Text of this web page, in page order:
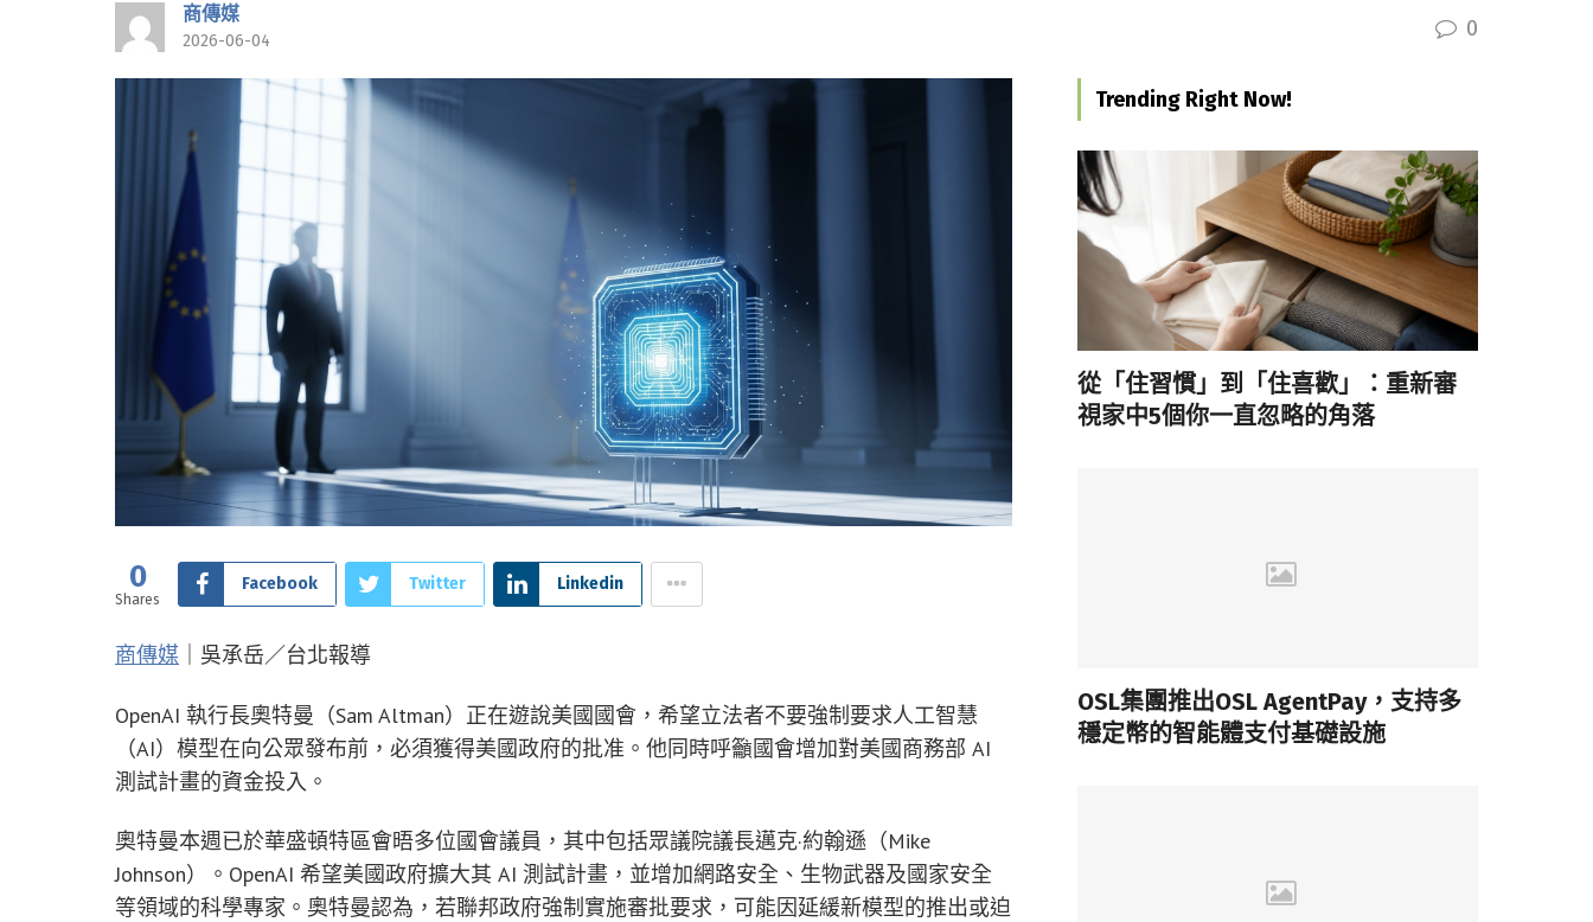
商傳媒
2026-06-04 0
0
Shares
Facebook Twitter Linkedin
商傳媒 ｜吳承岳／台北報導
OpenAI 執行長奧特曼（Sam Altman）正在遊說美國國會，希望立法者不要強制要求人工智慧
（AI）模型在向公眾發布前，必須獲得美國政府的批准。他同時呼籲國會增加對美國商務部 AI
測試計畫的資金投入。
奧特曼本週已於華盛頓特區會晤多位國會議員，其中包括眾議院議長邁克·約翰遜（Mike
Johnson）。OpenAI 希望美國政府擴大其 AI 測試計畫，並增加網路安全、生物武器及國家安全
等領域的科學專家。奧特曼認為，若聯邦政府強制實施審批要求，可能因延緩新模型的推出或迫
Trending Right Now!
從「住習慣」到「住喜歡」：重新審
視家中5個你一直忽略的角落
OSL集團推出OSL AgentPay，支持多
穩定幣的智能體支付基礎設施